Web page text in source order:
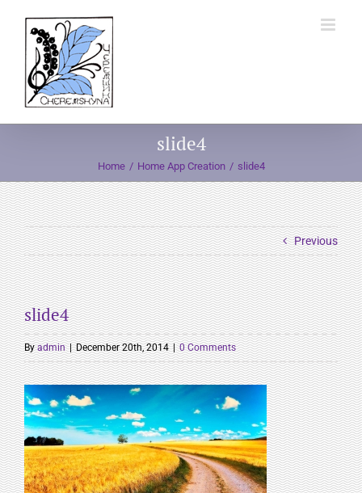
content
slide4
Home Home App Creation slide4
Previous
slide4
Byadmin | December 20th, 2014 | 0 Comments